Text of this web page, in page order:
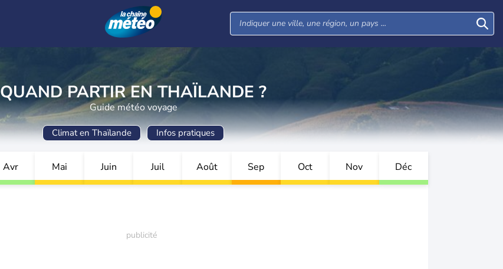
QUAND PARTIR EN THAÏLANDE ?
Guide météo voyage
Climat en Thaïlande Infos pratiques
Avr Mai Juin Juil Août Sep Oct Nov Déc